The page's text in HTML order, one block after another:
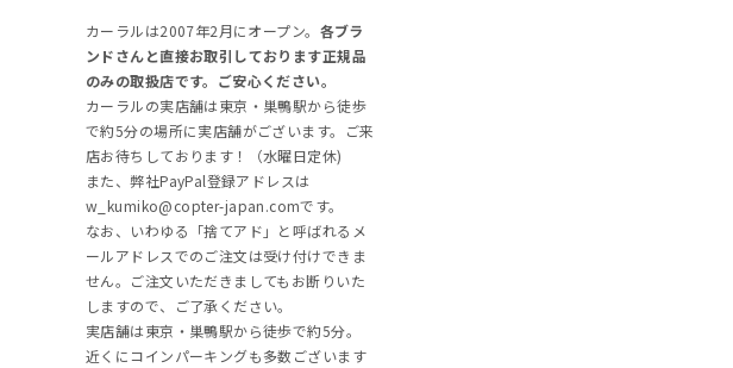
カーラルは2007年2月にオープン。 各ブラ
ンドさんと直接お取引しております正規品
のみの取扱店です。ご安心ください。
カーラルの実店舗は東京・巣鴨駅から徒歩
で約5分の場所に実店舗がございます。ご来
店お待ちしております！（水曜日定休)
また、弊社PayPal登録アドレスは
w_kumiko@copter-japan.comです。
なお、いわゆる「捨てアド」と呼ばれるメ
ールアドレスでのご注文は受け付けできま
せん。ご注文いただきましてもお断りいた
しますので、ご了承ください。
実店舗は東京・巣鴨駅から徒歩で約5分。
近くにコインパーキングも多数ございます